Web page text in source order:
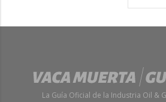
La Guía Oficial de la Industria Oil &